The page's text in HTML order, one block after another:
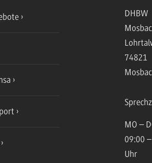
DHBW
74821
MO –
09:00
Uhr